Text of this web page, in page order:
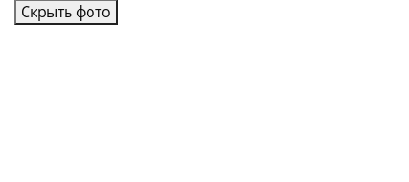
Скрыть фото